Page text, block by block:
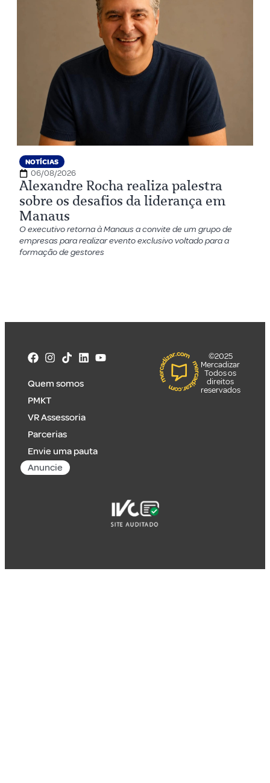
NOTÍCIAS
06/08/2026
Alexandre Rocha realiza palestra
sobre os desafios da liderança em
Manaus
O executivo retorna à Manaus a convite de um grupo de
empresas para realizar evento exclusivo voltado para a
formação de gestores
Quem somos
PMKT
VR Assessoria
Parcerias
Envie uma pauta
Anuncie
©2025
Mercadizar
Todos os
direitos
reservados